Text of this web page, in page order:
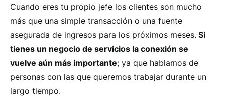
Cuando eres tu propio jefe los clientes son mucho
más que una simple transacción o una fuente
asegurada de ingresos para los próximos meses. Si
tienes un negocio de servicios la conexión se
vuelve aún más importante; ya que hablamos de
personas con las que queremos trabajar durante un
largo tiempo.